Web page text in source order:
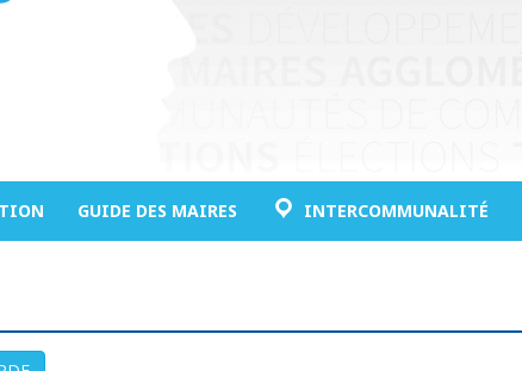
GUIDE DES MAIRES INTERCOMMUNALITÉ